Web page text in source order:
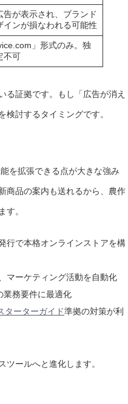
告が表示され、ブランド
インが損なわれる可能性
」形式のみ。独
不可
る証拠です。もし「広告が消え
討するタイミングです。
を拡張できる点が大きな強み
商品の案内も送れるから、農作
す。
行で本格オンラインストアを構
マーケティング活動を自動化
業務要件に最適化
ターターガイド準拠の対策が利
ールへと進化します。